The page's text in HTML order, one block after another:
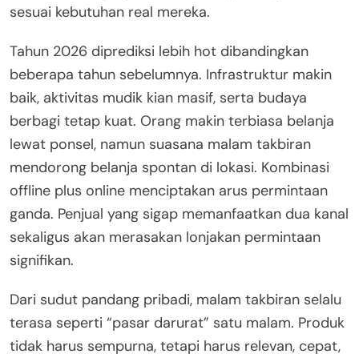
sesuai kebutuhan real mereka.
Tahun 2026 diprediksi lebih hot dibandingkan
beberapa tahun sebelumnya. Infrastruktur makin
baik, aktivitas mudik kian masif, serta budaya
berbagi tetap kuat. Orang makin terbiasa belanja
lewat ponsel, namun suasana malam takbiran
mendorong belanja spontan di lokasi. Kombinasi
offline plus online menciptakan arus permintaan
ganda. Penjual yang sigap memanfaatkan dua kanal
sekaligus akan merasakan lonjakan permintaan
signifikan.
Dari sudut pandang pribadi, malam takbiran selalu
terasa seperti “pasar darurat” satu malam. Produk
tidak harus sempurna, tetapi harus relevan, cepat,